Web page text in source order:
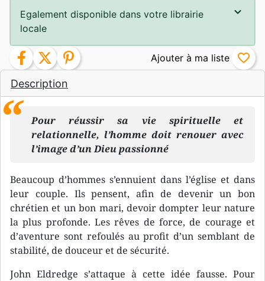
Description
Pour réussir sa vie spirituelle et
relationnelle, l’homme doit renouer avec
l’image d’un Dieu passionné
Beaucoup d’hommes s’ennuient dans l’église et dans
leur couple. Ils pensent, afin de devenir un bon
chrétien et un bon mari, devoir dompter leur nature
la plus profonde. Les rêves de force, de courage et
d’aventure sont refoulés au profit d’un semblant de
stabilité, de douceur et de sécurité.
John Eldredge s’attaque à cette idée fausse. Pour
Egalement disponible dans votre librairie
locale
facebook twitter pinterest favorite_border